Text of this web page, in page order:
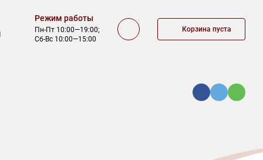
Режим работы
Пн-Пт 10:00—19:00;
Сб-Вс 10:00—15:00
Корзина пуста